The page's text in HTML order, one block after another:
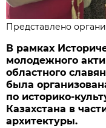
Представлено
В рамках
молодежного
областного
была
по историко-
Казахстана в
архитектуры.